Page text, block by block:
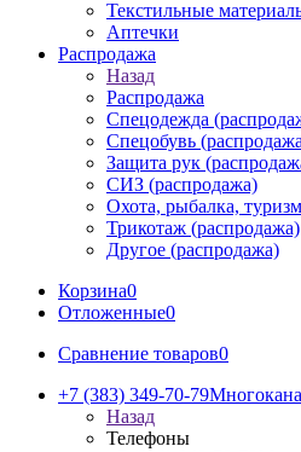
Текстильные
Аптечки
Распродажа
Назад
Распродажа
Спецодежда
Спецобувь
Защита рук
СИЗ (распродажа)
Охота, рыбалка,
Трикотаж (распродажа)
Другое (распродажа)
Корзина0
Отложенные0
Сравнение товаров0
+7 (383) 349-70-79
Назад
Телефоны